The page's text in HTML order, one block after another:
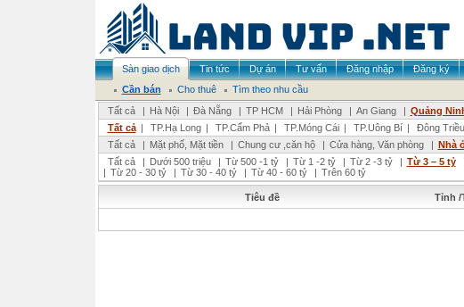
Sàn giao dịch Tin tức Dự án Tư vấn Đăng nhập Đăng ký
Cần bán
Cho thuê
Tìm theo nhu cầu
Tất cả
| Hà Nội | Đà Nẵng | TP HCM | Hải Phòng | An Giang | Quảng
Tất cả | TP.Hạ Long | TP.Cẩm Phả | TP.Móng Cái | TP.Uông Bí | Đông Triều
Tất cả
| Mặt phố, Mặt tiền | Chung cư ,căn hộ | Cửa hàng, Văn phòng | Nhà
Tất cả
| Dưới 500 triệu | Từ 500 -1 tỷ | Từ 1 -2 tỷ | Từ 2 -3 tỷ | Từ 3 – 5 tỷ
| Từ 20 - 30 tỷ | Từ 30 - 40 tỷ | Từ 40 - 60 tỷ | Trên 60 tỷ
Tiêu đề Tỉnh /